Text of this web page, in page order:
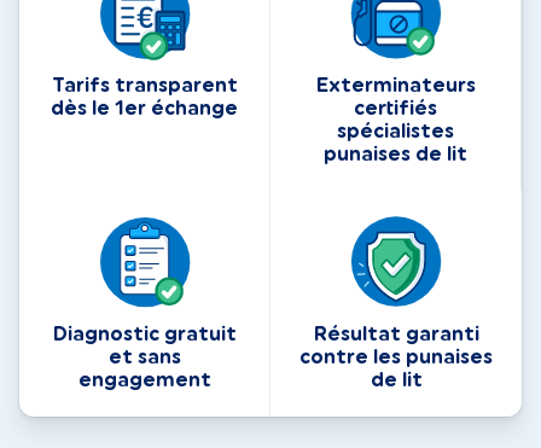
Tarifs transparent
dès le 1er échange
Exterminateurs
certifiés
spécialistes
punaises de lit
Diagnostic gratuit
et sans
engagement
Résultat garanti
contre les punaises
de lit